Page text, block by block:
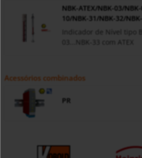
NBK-ATEX/NBK-03/
10/NBK-31/NBK-32/
Indicador de Nível tipo
03...NBK-33 com ATEX
Acessórios combinados
PR